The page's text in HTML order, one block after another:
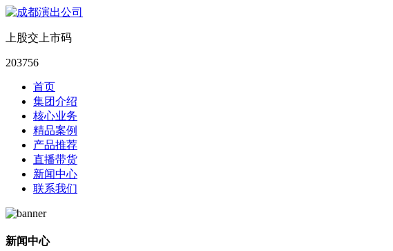
上股交上市码
203756
首页
集团介绍
核心业务
精品案例
产品推荐
直播带货
新闻中心
联系我们
新闻中心